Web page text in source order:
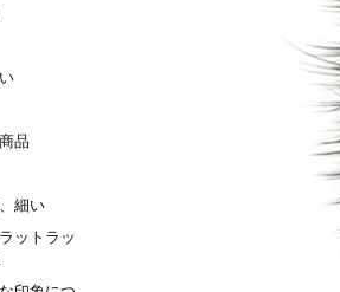
品
細い
ットラッ